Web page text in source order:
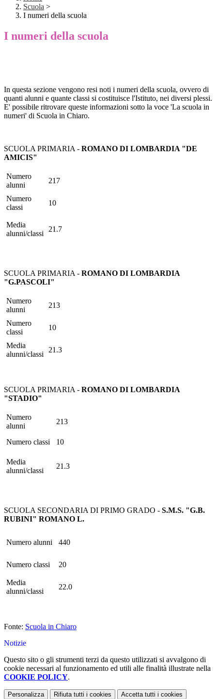
Scuola >
I numeri della scuola
I numeri della scuola
In questa sezione vengono resi noti i numeri della scuola, ovvero di
quanti alunni e quante classi si costituisce l'Istituto, nei diversi plessi.
E' possibile ritrovare queste informazioni sotto la voce 'La scuola in
numeri' di Scuola in Chiaro.
SCUOLA PRIMARIA - ROMANO DI LOMBARDIA "DE
AMICIS"
Numero
alunni
217
Numero
classi
10
Media
alunni/classi
21.7
SCUOLA PRIMARIA - ROMANO DI LOMBARDIA
"G.PASCOLI"
Numero
alunni
213
Numero
classi
10
Media
alunni/classi
21.3
SCUOLA PRIMARIA - ROMANO DI LOMBARDIA
"STADIO"
Numero
alunni
213
Numero classi 10
Media
alunni/classi
21.3
SCUOLA SECONDARIA DI PRIMO GRADO - S.M.S. "G.B.
RUBINI" ROMANO L.
Numero alunni 440
Numero classi 20
Media
alunni/classi
22.0
Fonte: Scuola in Chiaro
Notizie
Questo sito o gli strumenti terzi da questo utilizzati si avvalgono di
cookie necessari al funzionamento ed utili alle finalità illustrate nella
COOKIE POLICY.
Personalizza Rifiuta tutti i cookies Accetta tutti i cookies